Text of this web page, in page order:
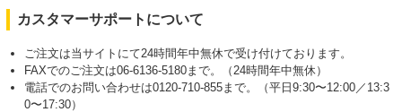
カスタマーサポートについて
ご注文は当サイトにて24時間年中無休で受け付けております。
FAXでのご注文は06-6136-5180まで。（24時間年中無休）
電話でのお問い合わせは0120-710-855まで。（平日9:30〜12:00／13:3
0〜17:30）